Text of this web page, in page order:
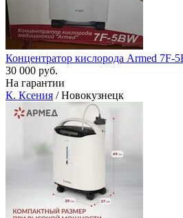
Концентратор кислорода Armed 7F-
30 000 руб.
На гарантии
К. Ксения / Новокузнецк